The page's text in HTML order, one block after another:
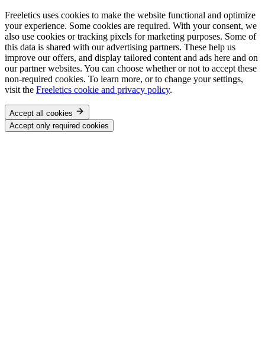
Freeletics uses cookies to make the website functional and optimize
your experience. Some cookies are required. With your consent, we
also use cookies or tracking pixels for marketing purposes. Some of
this data is shared with our advertising partners. These help us
improve our offers, and display tailored content and ads here and on
our partner websites. You can choose whether or not to accept these
non-required cookies. To learn more, or to change your settings,
visit the Freeletics cookie and privacy policy.
Accept all cookies
Accept only required cookies